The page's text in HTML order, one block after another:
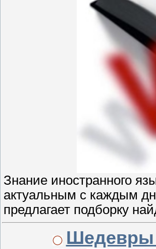
Знание иностранного
актуальным с каждым
предлагает подборку
Шедевры